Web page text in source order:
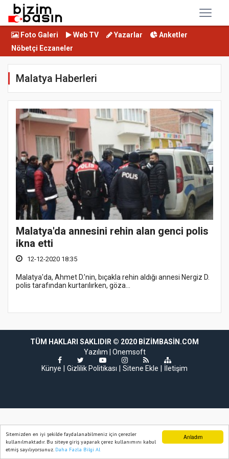
Anladım
Sitemizden en iyi şekilde faydalanabilmeniz için çerezler
kullanılmaktadır. Bu siteye giriş yaparak çerez kullanımını kabul
etmiş sayılıyorsunuz. Daha Fazla Bilgi Al
Foto Galeri Web TV Yazarlar
Anketler
Nöbetçi Eczaneler
Malatya Haberleri
Malatya'da annesini rehin alan genci polis
ikna etti
12-12-2020 18:35
Malatya'da, Ahmet D.’nin, bıçakla rehin aldığı annesi Nergiz D.
polis tarafından kurtarılırken, göza...
TÜM HAKLARI SAKLIDIR © 2020 BIZIMBASIN.COM
Yazılım | Onemsoft
Künye
Gizlilik Politikası Sitene Ekle İletişim
Ana Sayfa Web TV